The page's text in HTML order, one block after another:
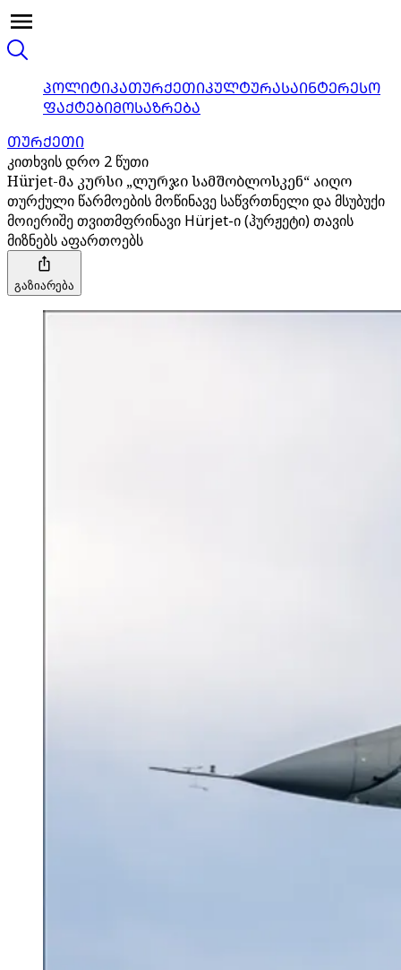
ᲞᲝᲚᲘᲢᲘᲙᲐᲗᲣᲠᲥᲔᲗᲘᲙᲣᲚᲢᲣᲠᲐᲡᲐᲘᲜᲢᲔᲠᲔᲡᲝ
ᲤᲐᲥᲢᲔᲑᲘᲛᲝᲡᲐᲖᲠᲔᲑᲐ
ᲗᲣᲠᲥᲔᲗᲘ
კითხვის დრო 2 წუთი
Hürjet-მა კურსი „ლურჯი სამშობლოსკენ“ აიღო
თურქული წარმოების მოწინავე საწვრთნელი და მსუბუქი
მოიერიშე თვითმფრინავი Hürjet-ი (ჰურჟეტი) თავის
მიზნებს აფართოებს
გაზიარება